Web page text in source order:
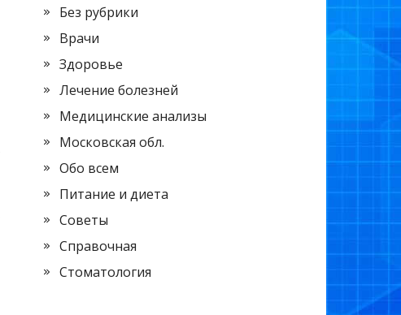
Без рубрики
Врачи
Здоровье
Лечение болезней
Медицинские анализы
Московская обл.
Обо всем
Питание и диета
Советы
Справочная
Стоматология